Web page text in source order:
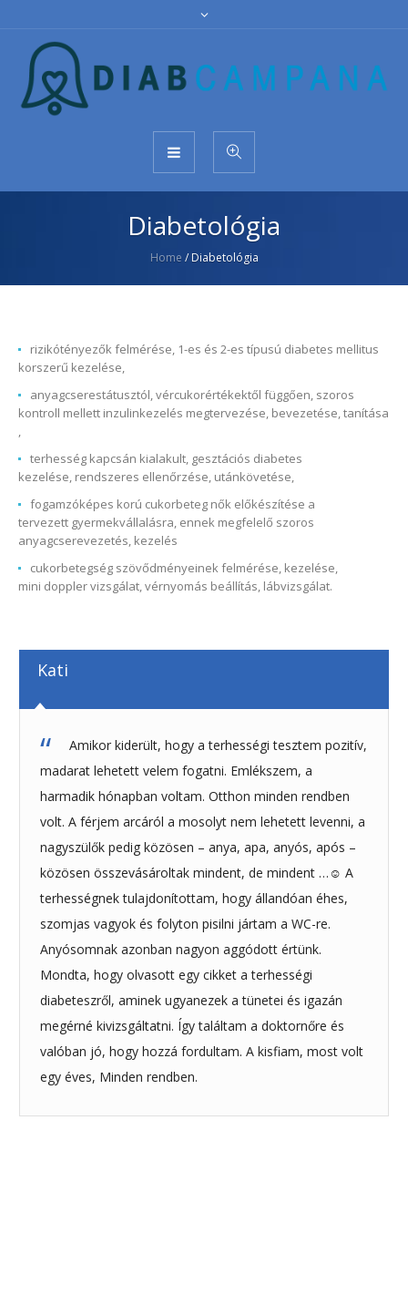
Diabetológia
Home / Diabetológia
rizikótényezők felmérése, 1-es és 2-es típusú diabetes mellitus
korszerű kezelése,
anyagcserestátusztól, vércukorértékektől függően, szoros
kontroll mellett inzulinkezelés megtervezése, bevezetése, tanítása
,
terhesség kapcsán kialakult, gesztációs diabetes
kezelése, rendszeres ellenőrzése, utánkövetése,
fogamzóképes korú cukorbeteg nők előkészítése a
tervezett gyermekvállalásra, ennek megfelelő szoros
anyagcserevezetés, kezelés
cukorbetegség szövődményeinek felmérése, kezelése,
mini doppler vizsgálat, vérnyomás beállítás, lábvizsgálat.
Kati
Amikor kiderült, hogy a terhességi tesztem pozitív,
madarat lehetett velem fogatni. Emlékszem, a
harmadik hónapban voltam. Otthon minden rendben
volt. A férjem arcáról a mosolyt nem lehetett levenni, a
nagyszülők pedig közösen – anya, apa, anyós, após –
közösen összevásároltak mindent, de mindent …☺ A
terhességnek tulajdonítottam, hogy állandóan éhes,
szomjas vagyok és folyton pisilni jártam a WC-re.
Anyósomnak azonban nagyon aggódott értünk.
Mondta, hogy olvasott egy cikket a terhességi
diabeteszről, aminek ugyanezek a tünetei és igazán
megérné kivizsgáltatni. Így találtam a doktornőre és
valóban jó, hogy hozzá fordultam. A kisfiam, most volt
egy éves, Minden rendben.